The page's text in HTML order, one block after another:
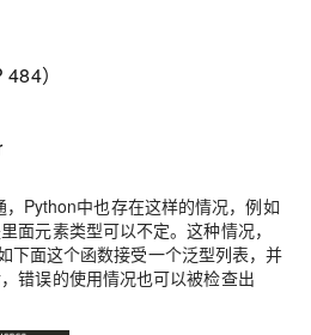
）
Python中也存在这样的情况，例如
面元素类型可以不定。这种情况，
下面这个函数接受一个泛型列表，并
错误的使用情况也可以被检查出